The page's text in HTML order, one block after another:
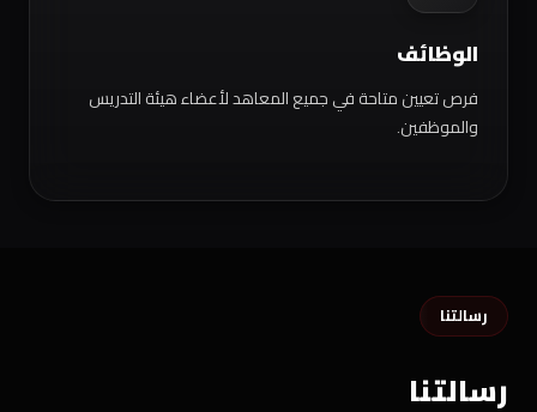
الوظائف
فرص تعيين متاحة في جميع المعاهد لأعضاء هيئة التدريس
والموظفين.
رسالتنا
رسالتنا